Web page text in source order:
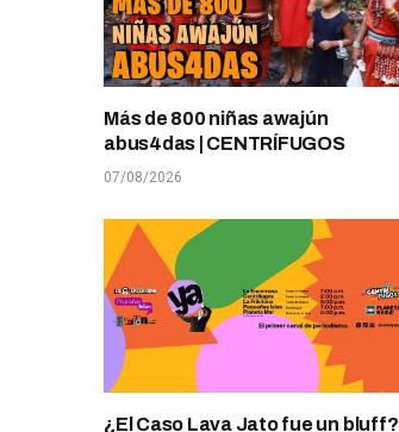
Más de 800 niñas awajún
abus4das | CENTRÍFUGOS
07/08/2026
¿El Caso Lava Jato fue un bluff?